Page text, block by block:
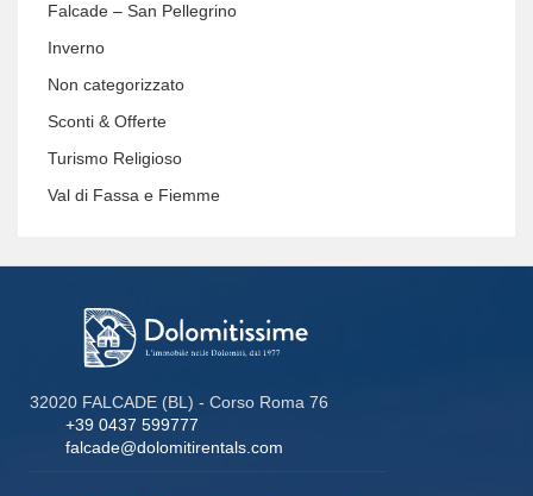
Falcade – San Pellegrino
Inverno
Non categorizzato
Sconti & Offerte
Turismo Religioso
Val di Fassa e Fiemme
32020 FALCADE (BL) - Corso Roma 76
+39 0437 599777
falcade@dolomitirentals.com